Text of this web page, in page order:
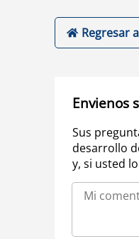
Regresar
Envienos
Sus
desarrollo
y, si usted